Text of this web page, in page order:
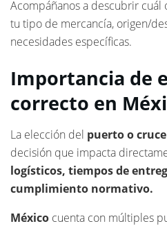
Acompáñanos a descubrir
tu tipo de mercancía, origen/
necesidades específicas.
Importancia de
correcto en
La elección del puerto o
decisión que impacta
logísticos, tiempos de
cumplimiento normativo.
México cuenta con múltiples